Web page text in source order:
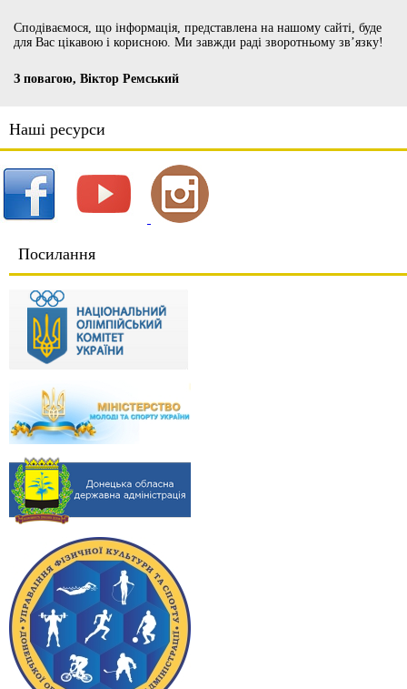
Сподіваємося, що інформація, представлена на нашому сайті, буде
для Вас цікавою і корисною. Ми завжди раді зворотньому зв’язку!
З повагою, Віктор Ремський
Наші ресурси
Посилання